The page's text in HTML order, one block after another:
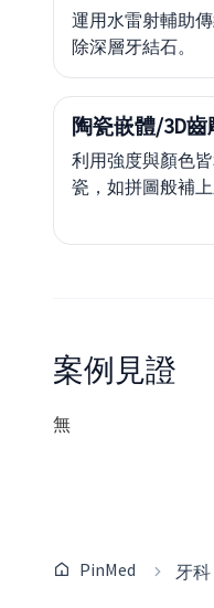
運用水雷射輔助
除深層牙結石。
陶瓷嵌體/3D齒
利用強度與顏色
瓷，如拼圖般補
案例見證
無
PinMed 牙科